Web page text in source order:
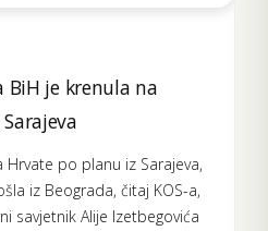
BiH je krenula na
Hrvate po planu iz Sarajeva,
iz Beograda, čitaj KOS-a,
savjetnik Alije Izetbegovića